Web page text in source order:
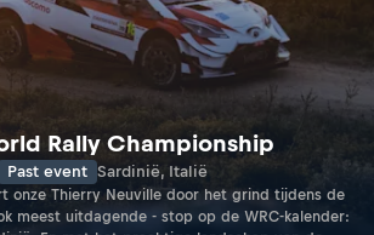
Rally Championship
Past event Sardinië, Italië
onze Thierry Neuville door het grind tijdens de
meest uitdagende - stop op de WRC-kalender: